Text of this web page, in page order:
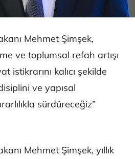
Mehmet Şimşek,
ve toplumsal refah artışı
istikrarını kalıcı şekilde
ve yapısal
sürdüreceğiz”
Mehmet Şimşek, yıllık